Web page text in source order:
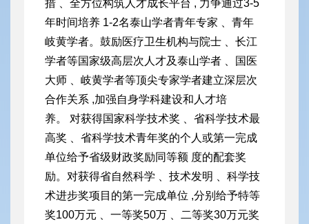
措 、全方位构筑人才成长平台 , 力争通过3-5
年时间培养 1-2名泰山学者青年专家 、青年
岐黄学者。鼓励医疗卫生机构与院士 、长江
学者等国家级高层次人才及泰山学者 、国医
大师 、岐黄学者等顶尖专家学者建立深层次
合作关系 ,加强自身学科建设和人才培
养。 对获得国家科学技术奖 、省科学技术最
高奖 、省科学技术青年奖的个人或第一完成
单位给予省级财政奖励同等额 度的配套奖
励。对获得省自然科学 、技术发明 、科学技
术进步奖项目的第一完成单位 ,分别给予特等
奖100万元 、一等奖50万 、二等奖30万元奖